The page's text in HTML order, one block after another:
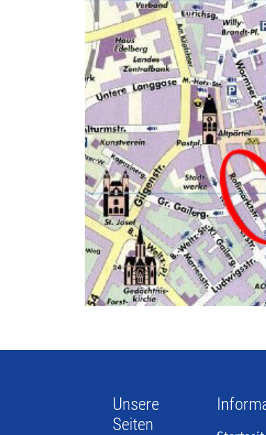
Unsere
Seiten